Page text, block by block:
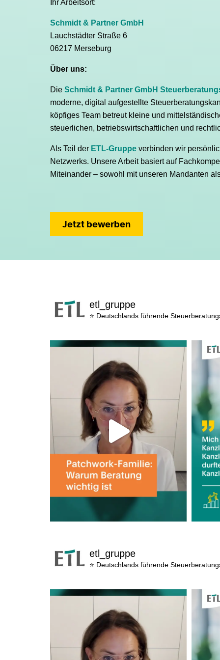
Ihr Arbeitsort:
Schmidt & Partner GmbH
Lauchstädter Straße 6
06217 Merseburg
Über uns:
Die Schmidt & Partner GmbH
moderne, digital aufgestellte
köpfiges Team betreut kleine und
steuerlichen, betriebswirtschaftlichen und
Als Teil der ETL-Gruppe verbinden wir
Netzwerks. Unsere Arbeit basiert auf
Miteinander – sowohl mit unseren Mandanten
Jetzt bewerben
etl_gruppe
⭐ Deutschlands führende
etl_gruppe
⭐ Deutschlands führende